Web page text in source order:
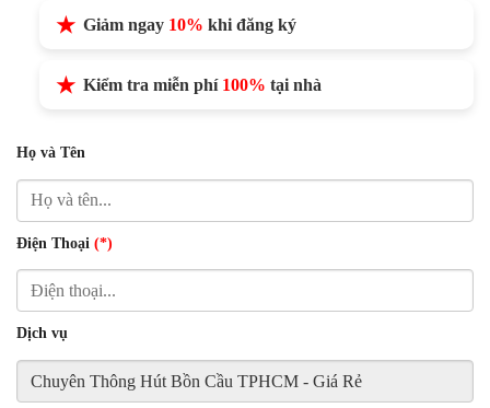
Giảm ngay 10% khi đăng ký
Kiểm tra miễn phí 100% tại nhà
Họ và Tên
Điện Thoại (*)
Dịch vụ